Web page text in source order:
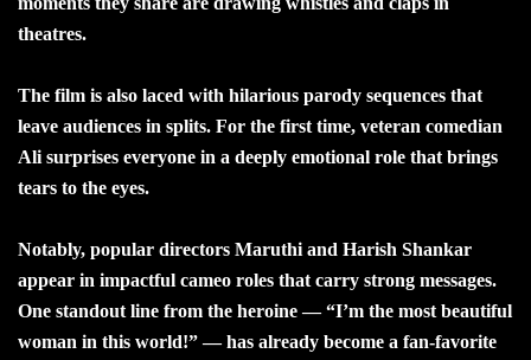
theatres.
The film is also laced with hilarious parody sequences that
leave audiences in splits. For the first time, veteran comedian
Ali surprises everyone in a deeply emotional role that brings
tears to the eyes.
Notably, popular directors Maruthi and Harish Shankar
appear in impactful cameo roles that carry strong messages.
One standout line from the heroine — “I’m the most beautiful
woman in this world!” — has already become a fan-favorite